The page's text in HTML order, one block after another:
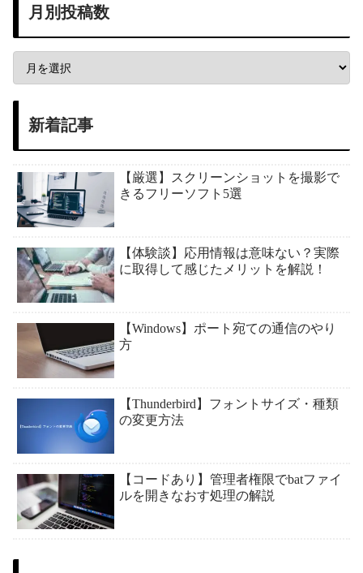
月別投稿数
新着記事
【厳選】スクリーンショットを撮影で
きるフリーソフト5選
【体験談】応用情報は意味ない？実際
に取得して感じたメリットを解説！
【Windows】ポート宛ての通信のやり
方
【Thunderbird】フォントサイズ・種類
の変更方法
【コードあり】管理者権限でbatファイ
ルを開きなおす処理の解説